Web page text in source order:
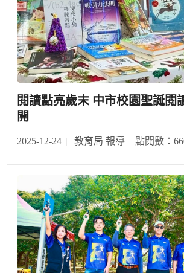
閱讀點亮歲末 中市校園聖誕閱
開
2025-12-24 教育局 報導 點閱數：